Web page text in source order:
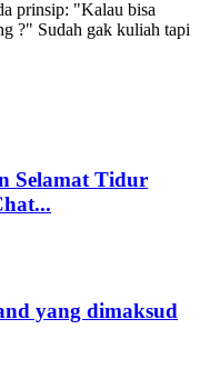
prinsip: "Kalau bisa
?" Sudah gak kuliah tapi
Selamat Tidur
yang dimaksud